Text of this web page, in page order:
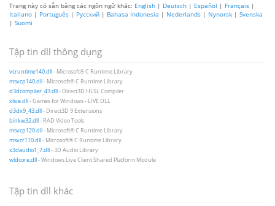
Trang này có sẵn bằng các ngôn ngữ khác: English | Deutsch | Español | Français |
Italiano | Português | Русский | Bahasa Indonesia | Nederlands | Nynorsk | Svenska
| Suomi
Tập tin dll thông dụng
vcruntime140.dll- Microsoft® C Runtime Library
msvcp140.dll- Microsoft® C Runtime Library
d3dcompiler_43.dll- Direct3D HLSL Compiler
xlive.dll- Games for Windows - LIVE DLL
d3dx9_43.dll- Direct3D 9 Extensions
binkw32.dll- RAD Video Tools
msvcp120.dll- Microsoft® C Runtime Library
msvcr110.dll- Microsoft® C Runtime Library
x3daudio1_7.dll- 3D Audio Library
wldcore.dll- Windows Live Client Shared Platform Module
Tập tin dll khác